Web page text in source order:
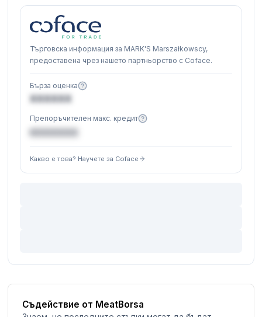
Търговска информация за MARK'S Marszałkowscy,
предоставена чрез нашето партньорство с Coface.
Бърза оценка
XXXXXX
Препоръчителен макс. кредит
€XXXXXX
Какво е това? Научете за Coface
Съдействие от MeatBorsa